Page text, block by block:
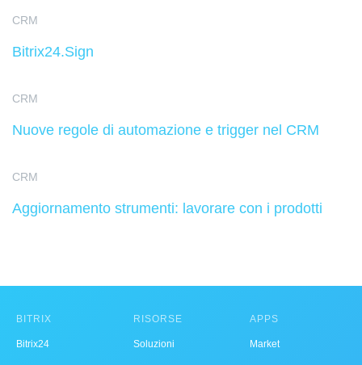
CRM
Bitrix24.Sign
CRM
Nuove regole di automazione e trigger nel CRM
CRM
Aggiornamento strumenti: lavorare con i prodotti
BITRIX
Bitrix24
RISORSE
Soluzioni
APPS
Market